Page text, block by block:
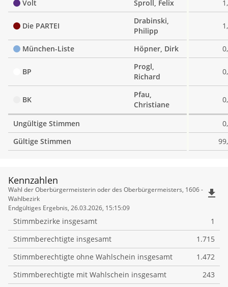
Volt Sproll, Felix
Die PARTEI
Drabinski,
Philipp
München-Liste Höpner, Dirk
BP
Progl,
Richard
BK
Pfau,
Christiane
Ungültige Stimmen
Gültige Stimmen
Kennzahlen
Kennzahlen
Wahl der Oberbürgermeisterin oder des Oberbürgermeisters, 1606 -
Wahlbezirk
Endgültiges Ergebnis, 26.03.2026, 15:15:09
file_download
Stimmbezirke insgesamt
1
Stimmberechtigte insgesamt
1.715
Stimmberechtigte ohne Wahlschein insgesamt
1.472
Stimmberechtigte mit Wahlschein insgesamt
243